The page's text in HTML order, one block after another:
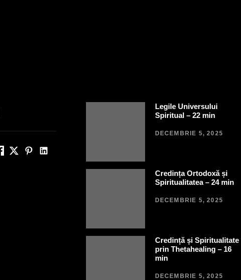
Legile Universului
Spiritual – 22 min
DECEMBRIE 5, 2025
Credința Ortodoxă și
Spiritualitatea – 24 min
DECEMBRIE 5, 2025
Credință și Spiritualitate
prin Thetahealing – 16
min
DECEMBRIE 5, 2025